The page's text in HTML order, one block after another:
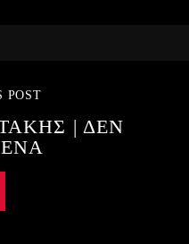
POST
| ΔΕΝ